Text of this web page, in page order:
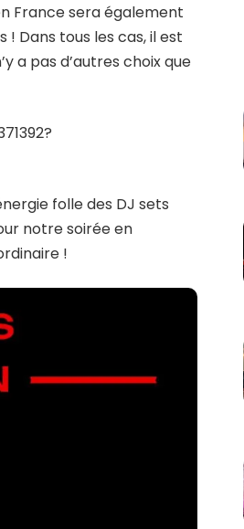
France sera également
Dans tous les cas, il est
a pas d’autres choix que
folle des DJ sets
notre soirée en
!